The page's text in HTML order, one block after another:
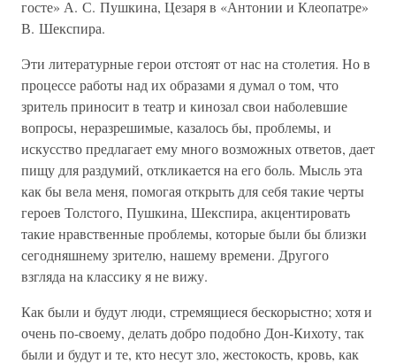
госте» А. С. Пушкина, Цезаря в «Антонии и Клеопатре»
В. Шекспира.
Эти литературные герои отстоят от нас на столетия. Но в
процессе работы над их образами я думал о том, что
зритель приносит в театр и кинозал свои наболевшие
вопросы, неразрешимые, казалось бы, проблемы, и
искусство предлагает ему много возможных ответов, дает
пищу для раздумий, откликается на его боль. Мысль эта
как бы вела меня, помогая открыть для себя такие черты
героев Толстого, Пушкина, Шекспира, акцентировать
такие нравственные проблемы, которые были бы близки
сегодняшнему зрителю, нашему времени. Другого
взгляда на классику я не вижу.
Как были и будут люди, стремящиеся бескорыстно; хотя и
очень по-своему, делать добро подобно Дон-Кихоту, так
были и будут и те, кто несут зло, жестокость, кровь, как